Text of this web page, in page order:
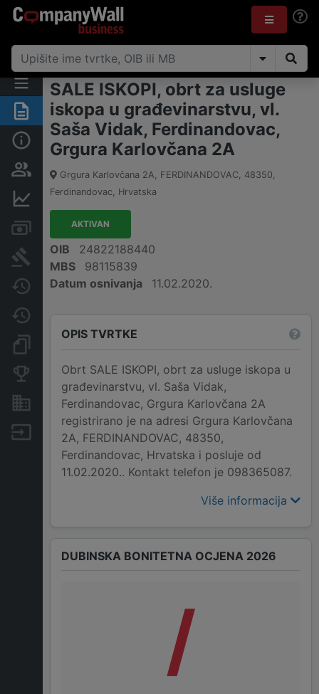
Sažetak
Osnovne informacije
Osobe i vlasništvo
Financijski podaci
Računi i blokade
Sudske objave
Javne nabavke
Promjene
Konkurentske tvrtke
Nekretnine i imovina
Izvoz
SALE ISKOPI, obrt za usluge
iskopa u građevinarstvu, vl.
Saša Vidak, Ferdinandovac,
Grgura Karlovčana 2A
Grgura Karlovčana 2A, FERDINANDOVAC, 48350,
Ferdinandovac, Hrvatska
AKTIVAN
OIB
24822188440
MBS
98115839
Datum osnivanja
11.02.2020.
OPIS TVRTKE
Obrt SALE ISKOPI, obrt za usluge iskopa u
građevinarstvu, vl. Saša Vidak,
Ferdinandovac, Grgura Karlovčana 2A
registrirano je na adresi Grgura Karlovčana
2A, FERDINANDOVAC, 48350,
Ferdinandovac, Hrvatska i posluje od
11.02.2020.. Kontakt telefon je 098365087.
Više informacija
DUBINSKA BONITETNA OCJENA 2026
/